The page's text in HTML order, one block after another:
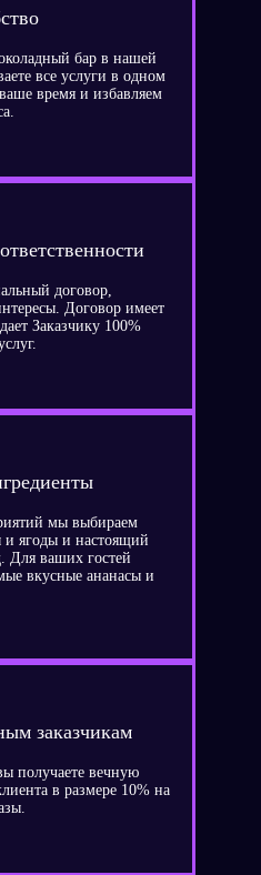
бар в нашей
все услуги в одном
время и избавляем
договор,
Договор имеет
Заказчику 100%
мы выбираем
ягоды и настоящий
Для ваших гостей
вкусные ананасы и
заказчикам
получаете вечную
в размере 10% на